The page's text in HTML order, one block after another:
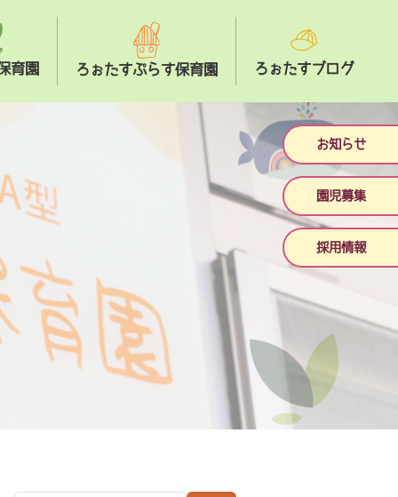
お知らせ
園児募集
採用情報
育園 ろぉたすぷらす保育園 ろぉたすブログ